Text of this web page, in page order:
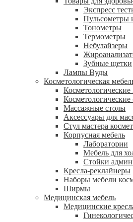
Экспресс
Пульсометры
Тонометры
Термометры
Небулайзеры
Зубные щетки
Лампы Вуды
Косметологическая
Массажные столы
Аксессуары для
Стул мастера
Корпусная мебель
Лаборатории
Мебель для
Стойки
Кресла-реклайнеры
Наборы мебели
Ширмы
Медицинская мебель
Медицинские